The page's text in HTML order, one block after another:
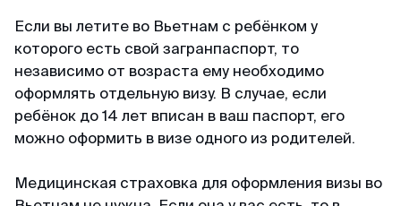
Если вы летите во Вьетнам с ребёнком у
которого есть свой загранпаспорт, то
независимо от возраста ему необходимо
оформлять отдельную визу. В случае, если
ребёнок до 14 лет вписан в ваш паспорт, его
можно оформить в визе одного из родителей.
Медицинская страховка для оформления визы во